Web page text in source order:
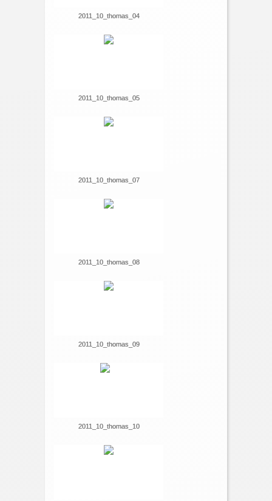
2011_10_thomas_04
2011_10_thomas_05
2011_10_thomas_07
2011_10_thomas_08
2011_10_thomas_09
2011_10_thomas_10